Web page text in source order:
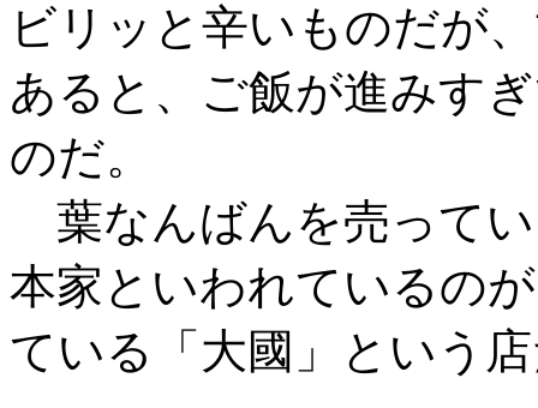
ビリッと辛いものだが
あると、ご飯が進みす
のだ。
葉なんばんを売って
本家といわれているの
ている「大國」という